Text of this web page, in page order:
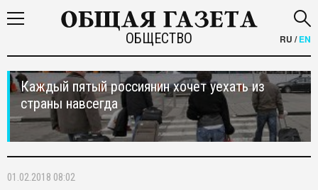
ОБЩЕСТВО RU /EN
Каждый пятый россиянин хочет уехать из
страны навсегда
01.02.2018 08:02